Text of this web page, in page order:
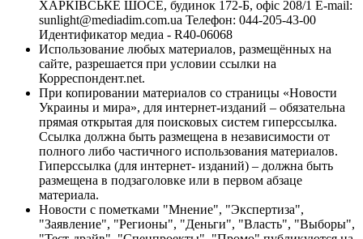
ХАРКІВСЬКЕ ШОСЕ, будинок 172-Б, офіс 208/1 E-mail:
sunlight@mediadim.com.ua Телефон: 044-205-43-00
Идентификатор медиа - R40-06068
Использование любых материалов, размещённых на
сайте, разрешается при условии ссылки на
Корреспондент.net.
При копировании материалов со страницы «Новости
Украины и мира», для интернет-изданий – обязательна
прямая открытая для поисковых систем гиперссылка.
Ссылка должна быть размещена в независимости от
полного либо частичного использования материалов.
Гиперссылка (для интернет- изданий) – должна быть
размещена в подзаголовке или в первом абзаце
материала.
Новости с пометками "Мнение", "Экспертиза",
"Заявление", "Регионы", "Деньги", "Власть", "Выборы",